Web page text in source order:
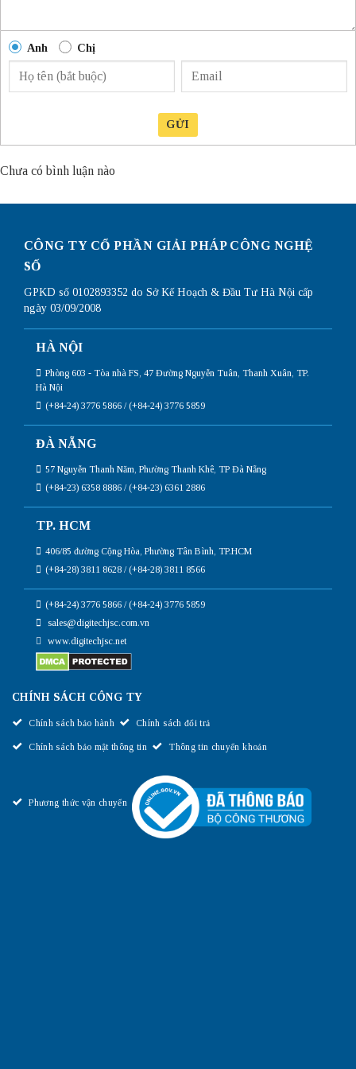
Anh Chị
GỬI
Chưa có bình luận nào
CÔNG TY CỔ PHẦN GIẢI PHÁP CÔNG NGHỆ
SỐ
GPKD số 0102893352 do Sở Kế Hoạch & Đầu Tư Hà Nội cấp
ngày 03/09/2008
HÀ NỘI
Phòng 603 - Tòa nhà FS, 47 Đường Nguyễn Tuân, Thanh Xuân, TP.
Hà Nội
(+84-24) 3776 5866 / (+84-24) 3776 5859
ĐÀ NẴNG
57 Nguyễn Thanh Năm, Phường Thanh Khê, TP Đà Nẵng
(+84-23) 6358 8886 / (+84-23) 6361 2886
TP. HCM
406/85 đường Cộng Hòa, Phường Tân Bình, TP.HCM
(+84-28) 3811 8628 / (+84-28) 3811 8566
(+84-24) 3776 5866 / (+84-24) 3776 5859
sales@digitechjsc.com.vn
www.digitechjsc.net
CHÍNH SÁCH CÔNG TY
Chính sách bảo hành Chính sách đổi trả
Chính sách bảo mật thông tin Thông tin chuyển khoản
Phương thức vận chuyển